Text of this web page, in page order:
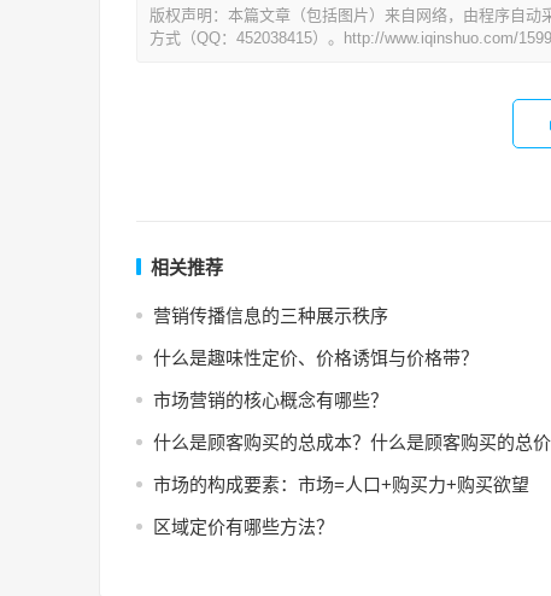
版权声明：本篇文章（包括图片）来自网络，由程序自
方式（QQ：452038415）。http://www.iqinshuo.com/
相关推荐
营销传播信息的三种展示秩序
什么是趣味性定价、价格诱饵与价格带？
市场营销的核心概念有哪些？
什么是顾客购买的总成本？什么是顾客购买的总价
市场的构成要素：市场=人口+购买力+购买欲望
区域定价有哪些方法？